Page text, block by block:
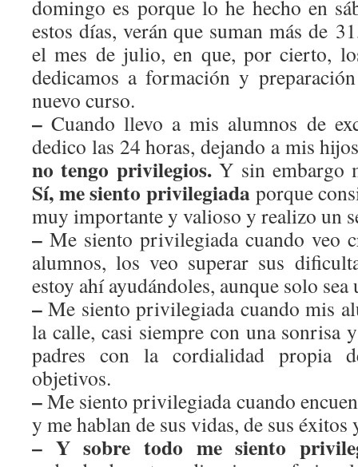
domingo es porque lo he hecho en
estos días, verán que suman más de
el mes de julio, en que, por cierto,
dedicamos a formación y
nuevo curso.
– Cuando llevo a mis alumnos de
dedico las 24 horas, dejando a mis
no tengo privilegios.Y sin embargo
Sí, me siento privilegiada porque
muy importante y valioso y realizo un
– Me siento privilegiada cuando veo
alumnos, los veo superar sus
estoy ahí ayudándoles, aunque solo
– Me siento privilegiada cuando mis
la calle, casi siempre con una sonrisa
padres con la cordialidad propia
objetivos.
–Me siento privilegiada cuando
y me hablan de sus vidas, de sus éxitos
– Y sobre todo me siento